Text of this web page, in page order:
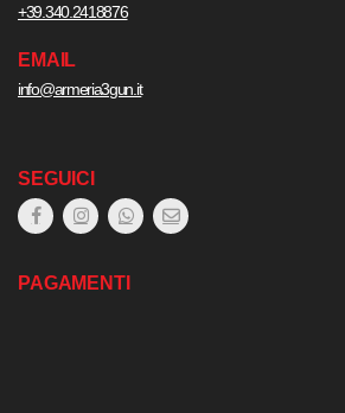
+39.340.2418876
EMAIL
info@armeria3gun.it
SEGUICI
PAGAMENTI